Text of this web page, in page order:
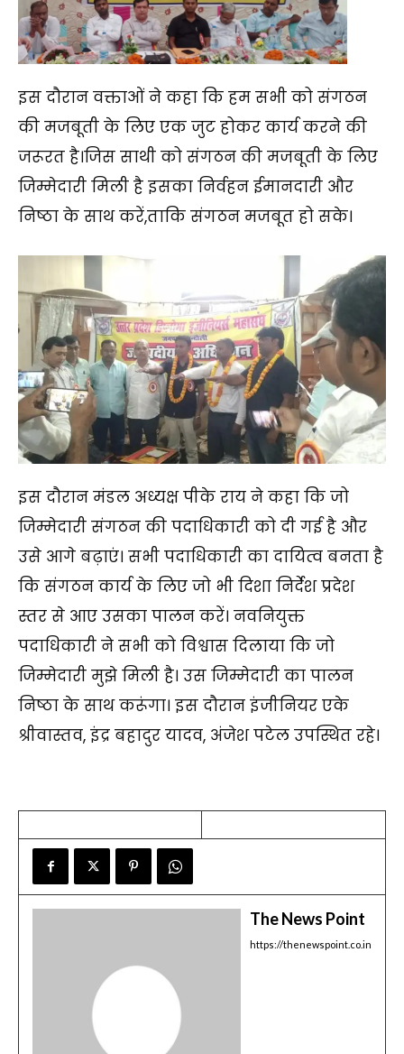
इस दौरान वक्ताओं ने कहा कि हम सभी को संगठन
की मजबूती के लिए एक जुट होकर कार्य करने की
जरूरत है।जिस साथी को संगठन की मजबूती के लिए
जिम्मेदारी मिली है इसका निर्वहन ईमानदारी और
निष्ठा के साथ करें,ताकि संगठन मजबूत हो सके।
इस दौरान मंडल अध्यक्ष पीके राय ने कहा कि जो
जिम्मेदारी संगठन की पदाधिकारी को दी गई है और
उसे आगे बढ़ाएं। सभी पदाधिकारी का दायित्व बनता है
कि संगठन कार्य के लिए जो भी दिशा निर्देश प्रदेश
स्तर से आए उसका पालन करें। नवनियुक्त
पदाधिकारी ने सभी को विश्वास दिलाया कि जो
जिम्मेदारी मुझे मिली है। उस जिम्मेदारी का पालन
निष्ठा के साथ करूंगा। इस दौरान इंजीनियर एके
श्रीवास्तव, इंद्र बहादुर यादव, अंजेश पटेल उपस्थित रहे।
The News Point
https://thenewspoint.co.in